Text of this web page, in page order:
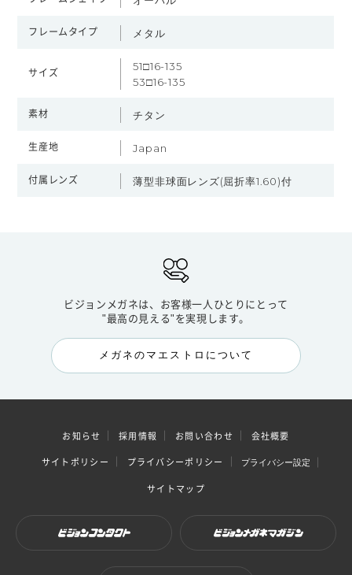
フレームタイプ メタル
サイズ
51□16-135
53□16-135
素材 チタン
生産地 Japan
付属レンズ 薄型非球面レンズ(屈折率1.60)付
ビジョンメガネは、お客様一人ひとりにとって
"最高の見える"を実現します。
メガネのマエストロについて
お知らせ 採用情報 お問い合わせ 会社概要
サイトポリシー プライバシーポリシー プライバシー設定
サイトマップ